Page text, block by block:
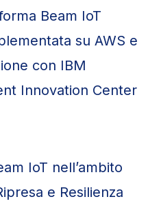
Beam IoT
su AWS e
con IBM
Innovation Center
IoT nell’ambito
e Resilienza